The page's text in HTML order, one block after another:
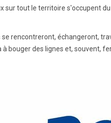
sur tout le territoire s'occupent
se rencontreront, échangeront,
bouger des lignes et, souvent,